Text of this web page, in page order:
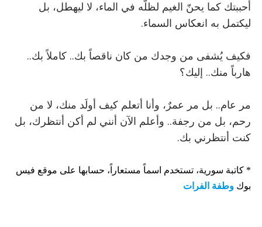
أحببتك كما يحنّ الغيم لظلّه في الماء، لا ليهطل، بل
ليكتمل به انعكاس السماء.
فكيف يُشفى من وجدك من كان ناقصاً بك.. كاملاً بك..
هارباً منك.. إليك؟
مر عام.. بل مر عمرٌ، وأنا أتعلم كيف أولَد منك، لا من
رحم، بل من رجفة.. وأعلم الآن أنني لم أكن أنتظرك، بل
كنت أنتظرني بك.
* كاتبة سورية، تستخدم اسماً مستعاراً، حسابها على موقع فيس
بوك وطفة الفرات